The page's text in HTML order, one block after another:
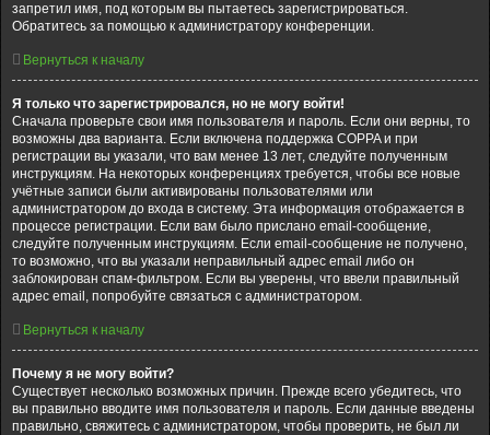
запретил имя, под которым вы пытаетесь зарегистрироваться.
Обратитесь за помощью к администратору конференции.
Вернуться к началу
Я только что зарегистрировался, но не могу войти!
Сначала проверьте свои имя пользователя и пароль. Если они верны, то
возможны два варианта. Если включена поддержка COPPA и при
регистрации вы указали, что вам менее 13 лет, следуйте полученным
инструкциям. На некоторых конференциях требуется, чтобы все новые
учётные записи были активированы пользователями или
администратором до входа в систему. Эта информация отображается в
процессе регистрации. Если вам было прислано email-сообщение,
следуйте полученным инструкциям. Если email-сообщение не получено,
то возможно, что вы указали неправильный адрес email либо он
заблокирован спам-фильтром. Если вы уверены, что ввели правильный
адрес email, попробуйте связаться с администратором.
Вернуться к началу
Почему я не могу войти?
Существует несколько возможных причин. Прежде всего убедитесь, что
вы правильно вводите имя пользователя и пароль. Если данные введены
правильно, свяжитесь с администратором, чтобы проверить, не был ли